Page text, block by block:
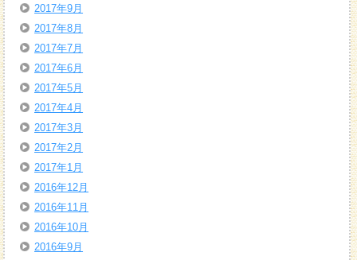
2017年9月
2017年8月
2017年7月
2017年6月
2017年5月
2017年4月
2017年3月
2017年2月
2017年1月
2016年12月
2016年11月
2016年10月
2016年9月